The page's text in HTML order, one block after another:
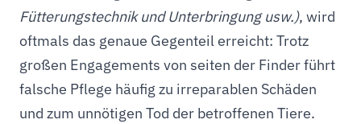
Fütterungstechnik und Unterbringung usw.), wird
oftmals das genaue Gegenteil erreicht: Trotz
großen Engagements von seiten der Finder führt
falsche Pflege häufig zu irreparablen Schäden
und zum unnötigen Tod der betroffenen Tiere.